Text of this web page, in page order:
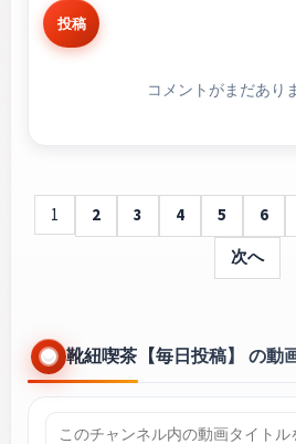
投稿
コメントがまだあり
1 2 3 4 5 6
次へ
靴紐喫茶【毎日投稿】 の動